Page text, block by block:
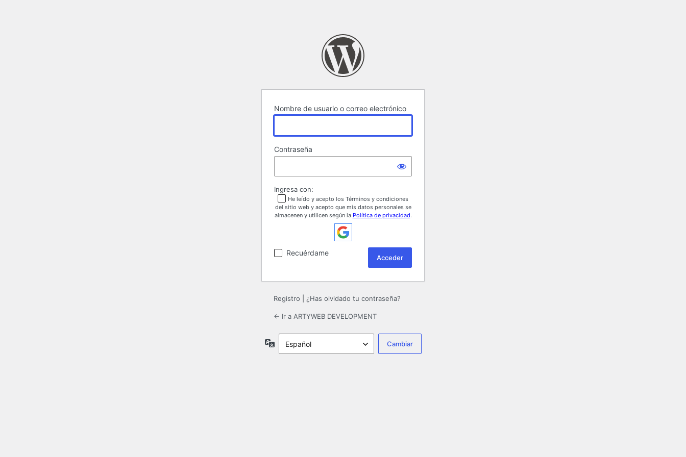
Nombre de usuario o correo electrónico
Contraseña
Ingresa con:
He leído y acepto los Términos y condiciones
del sitio web y acepto que mis datos personales se
almacenen y utilicen según la Política de privacidad.
Recuérdame
Registro ¿Has olvidado tu contraseña?
← Ir a ARTYWEB DEVELOPMENT
Idioma